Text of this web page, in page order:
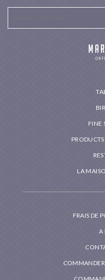
FINE
LA
FRAIS DE
A
COMMANDER